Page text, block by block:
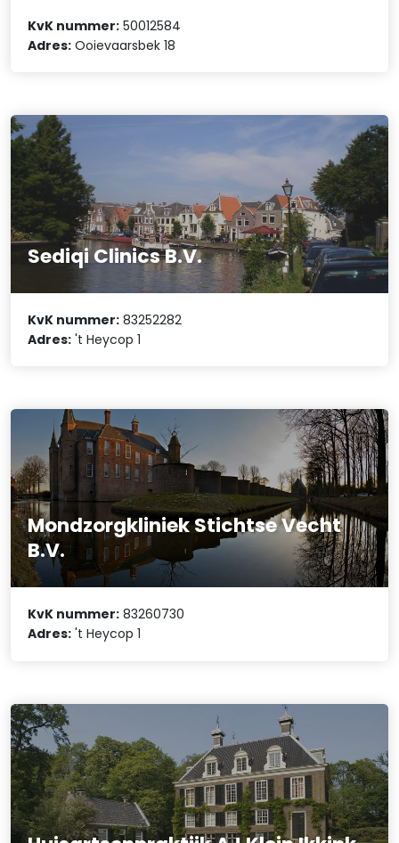
KvK nummer: 50012584
Adres: Ooievaarsbek 18
Sediqi Clinics B.V.
KvK nummer: 83252282
Adres: 't Heycop 1
Mondzorgkliniek Stichtse Vecht
B.V.
KvK nummer: 83260730
Adres: 't Heycop 1